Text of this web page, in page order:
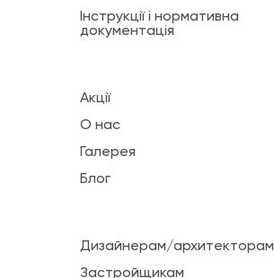
Інструкції і нормативна
документація
Акції
О нас
Галерея
Блог
Дизайнерам/архитекторам
Застройщикам